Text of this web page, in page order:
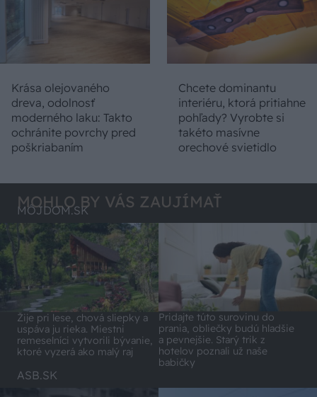
Krása olejovaného
dreva, odolnosť
moderného laku: Takto
ochránite povrchy pred
poškriabaním
Chcete dominantu
interiéru, ktorá pritiahne
pohľady? Vyrobte si
takéto masívne
orechové svietidlo
MOHLO BY VÁS ZAUJÍMAŤ
MÔJDOM.SK
Žije pri lese, chová sliepky a
uspáva ju rieka. Miestni
remeselníci vytvorili bývanie,
ktoré vyzerá ako malý raj
Pridajte túto surovinu do
prania, obliečky budú hladšie
a pevnejšie. Starý trik z
hotelov poznali už naše
babičky
ASB.SK